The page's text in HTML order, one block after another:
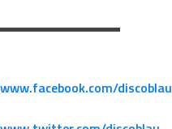
discoblau